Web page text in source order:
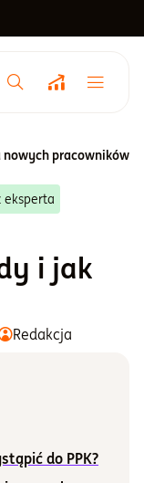
nowych pracowników –
i jak
Redakcja
do PPK?